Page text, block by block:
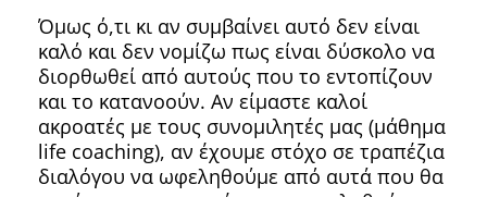
Όμως ό,τι κι αν συμβαίνει αυτό δεν είναι
καλό και δεν νομίζω πως είναι δύσκολο να
διορθωθεί από αυτούς που το εντοπίζουν
και το κατανοούν. Αν είμαστε καλοί
ακροατές με τους συνομιλητές μας (μάθημα
life coaching), αν έχουμε στόχο σε τραπέζια
διαλόγου να ωφεληθούμε από αυτά που θα